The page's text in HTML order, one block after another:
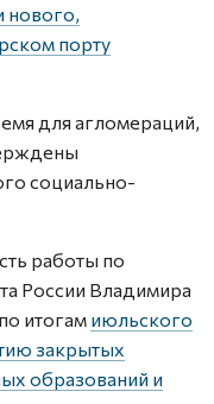
нового,
порту
для агломераций,
социально-
работы по
России Владимира
итогам июльского
закрытых
образований и